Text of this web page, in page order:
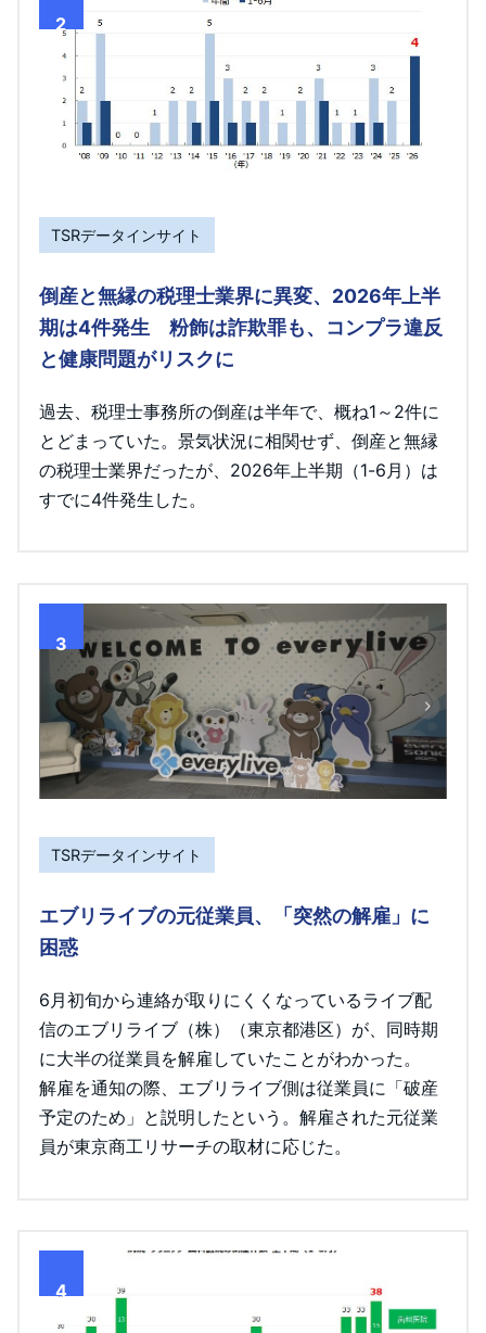
2
TSRデータインサイト
倒産と無縁の税理士業界に異変、2026年上半
期は4件発生 粉飾は詐欺罪も、コンプラ違反
と健康問題がリスクに
過去、税理士事務所の倒産は半年で、概ね1～2件に
とどまっていた。景気状況に相関せず、倒産と無縁
の税理士業界だったが、2026年上半期（1-6月）は
すでに4件発生した。
3
TSRデータインサイト
エブリライブの元従業員、「突然の解雇」に
困惑
6月初旬から連絡が取りにくくなっているライブ配
信のエブリライブ（株）（東京都港区）が、同時期
に大半の従業員を解雇していたことがわかった。
解雇を通知の際、エブリライブ側は従業員に「破産
予定のため」と説明したという。解雇された元従業
員が東京商工リサーチの取材に応じた。
4